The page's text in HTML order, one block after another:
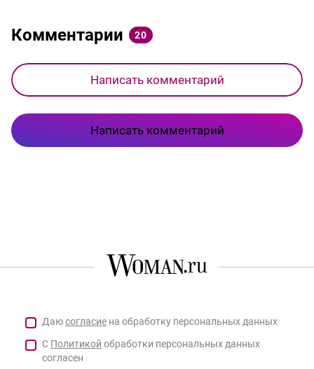
Комментарии 20
Написать комментарий
Написать комментарий
Даюсогласие на обработку персональных данных
С Политикой обработки персональных данных
согласен